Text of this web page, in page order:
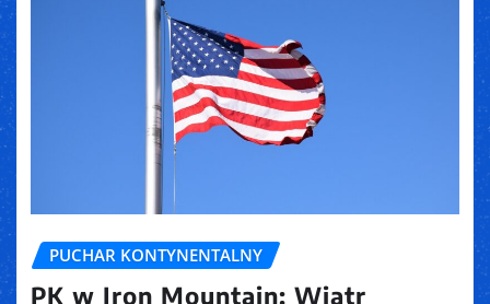
PUCHAR KONTYNENTALNY
PK w Iron Mountain: Wiatr